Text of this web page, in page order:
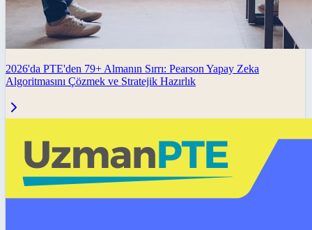
2026'da PTE'den 79+ Almanın Sırrı: Pearson Yapay Zeka
Algoritmasını Çözmek ve Stratejik Hazırlık